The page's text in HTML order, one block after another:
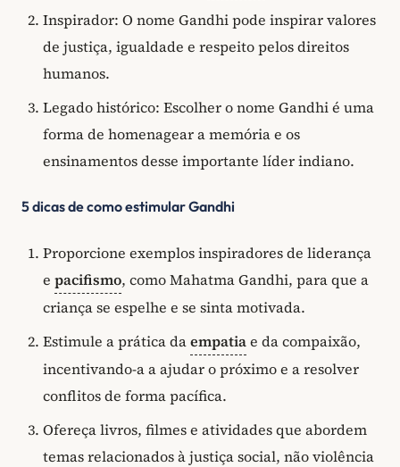
Inspirador: O nome Gandhi pode inspirar valores
de justiça, igualdade e respeito pelos direitos
humanos.
Legado histórico: Escolher o nome Gandhi é uma
forma de homenagear a memória e os
ensinamentos desse importante líder indiano.
5 dicas de como estimular Gandhi
Proporcione exemplos inspiradores de liderança
e pacifismo, como Mahatma Gandhi, para que a
criança se espelhe e se sinta motivada.
Estimule a prática daempatiae da compaixão,
incentivando-a a ajudar o próximo e a resolver
conflitos de forma pacífica.
Ofereça livros, filmes e atividades que abordem
temas relacionados à justiça social, não violência